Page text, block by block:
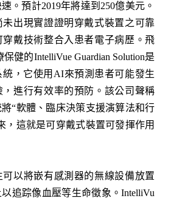
。預計2019年將達到250億美元。
出現實證證明穿戴式裝置之可靠
戴技術整合入患者電子病歷。飛
健的IntelliVue Guardian Solution是
，它使用AI來預測患者可能發生
進行有效率的預防。該公司聲稱
“軟體、臨床決策支援演算法和行
，這就是可穿戴式裝置可發揮作用
以將嵌有感測器的無線設備放置
追踪像血壓等生命徵象。IntelliVu